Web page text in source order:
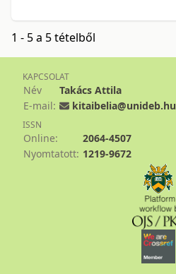
1 - 5 a 5 tételből
KAPCSOLAT
Név
Takács Attila
E-mail:
kitaibelia@unideb.hu
ISSN
Online:
2064-4507
Nyomtatott: 1219-9672